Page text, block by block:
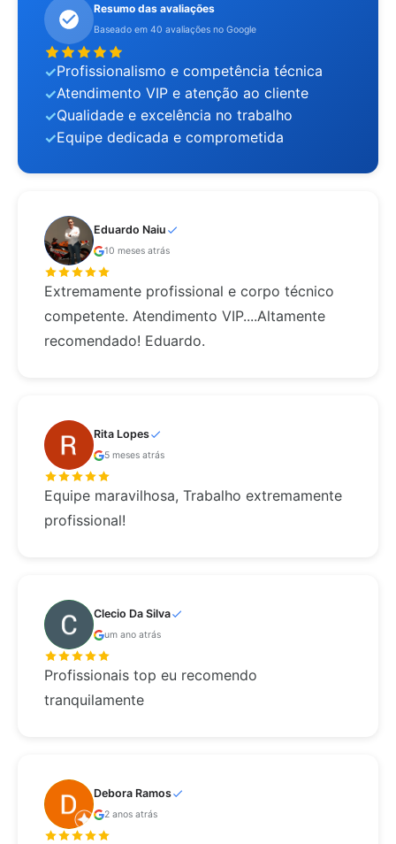
Resumo das avaliações
Baseado em 40 avaliações no Google
Profissionalismo e competência técnica
Atendimento VIP e atenção ao cliente
Qualidade e excelência no trabalho
Equipe dedicada e comprometida
Eduardo Naiu
10 meses atrás
Extremamente profissional e corpo técnico
competente. Atendimento VIP....Altamente
recomendado! Eduardo.
Rita Lopes
5 meses atrás
Equipe maravilhosa, Trabalho extremamente
profissional!
Clecio Da Silva
um ano atrás
Profissionais top eu recomendo
tranquilamente
Debora Ramos
2 anos atrás